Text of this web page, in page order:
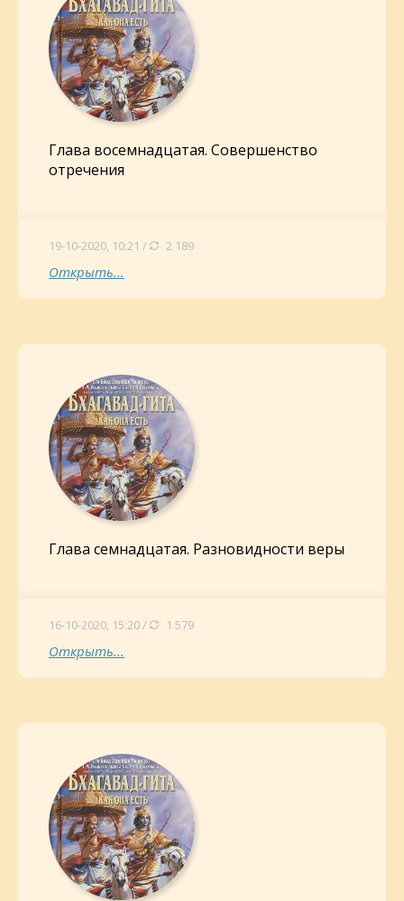
Глава восемнадцатая. Совершенство
отречения
19-10-2020, 10:21 / 2 189
Открыть...
Глава семнадцатая. Разновидности веры
16-10-2020, 15:20 / 1 579
Открыть...